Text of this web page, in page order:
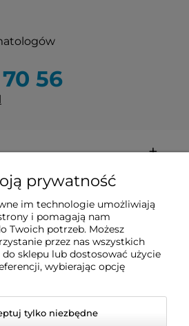
56
prywatność
im technologie umożliwiają
i pomagają nam
Twoich potrzeb. Możesz
przez nas wszystkich
sklepu lub dostosować użycie
wybierając opcję
tylko niezbędne